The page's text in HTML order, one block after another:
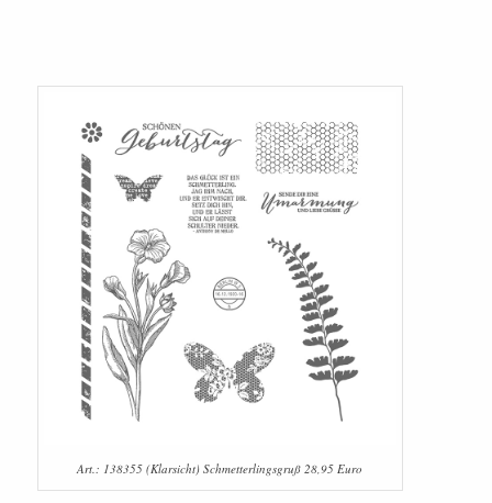
Art.: 138355 (Klarsicht) Schmetterlingsgruß 28,95 Euro